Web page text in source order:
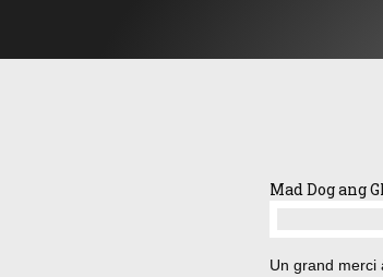
Mad Dog ang
Un grand merci